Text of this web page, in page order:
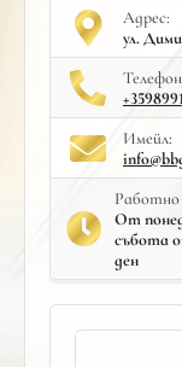
Адрес:
ул.
Имейл:
Работно
От
събота
ден